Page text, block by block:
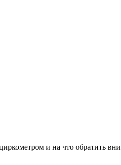
и на что обратить